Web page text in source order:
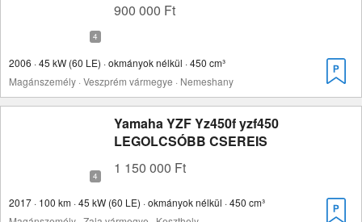
900 000 Ft
2006 · 45 kW (60 LE) · okmányok nélkül · 450 cm³
Magánszemély · Veszprém vármegye · Nemeshany
Yamaha YZF Yz450f yzf450
LEGOLCSÓBB CSEREIS
1 150 000 Ft
2017 · 100 km · 45 kW (60 LE) · okmányok nélkül · 450 cm³